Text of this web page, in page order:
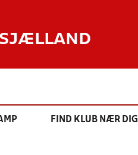
FIND KLUB NÆR DIG